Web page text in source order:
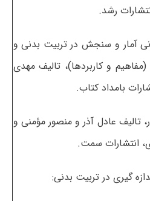
رشد.
آمار و سنجش در تربیت بدنی و
و کاربردها)، تالیف مهدی
بامداد کتاب.
تالیف عادل آذر و منصور مؤمنی و
انتشارات سمت.
گیری در تربیت بدنی: